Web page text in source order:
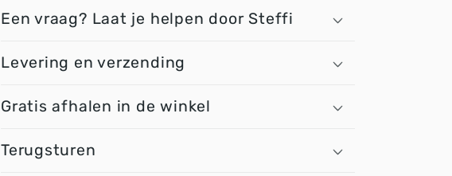
Een vraag? Laat je helpen door Steffi
Levering en verzending
Gratis afhalen in de winkel
Terugsturen